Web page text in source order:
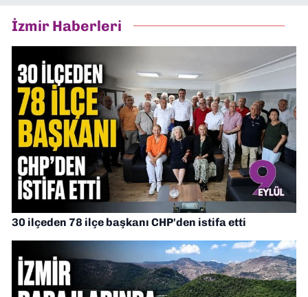
İzmir Haberleri
30 ilçeden 78 ilçe başkanı CHP'den istifa etti